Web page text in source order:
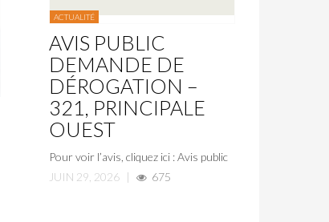
ACTUALITÉ
AVIS PUBLIC
DEMANDE DE
DÉROGATION –
321, PRINCIPALE
OUEST
Pour voir l’avis, cliquez ici : Avis public
JUIN 29, 2026
| 675